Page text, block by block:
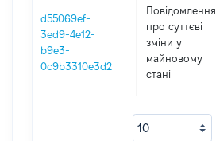
d55069ef-
3ed9-4e12-
b9e3-
0c9b3310e3d2
Повідомлення
про суттєві
зміни y
майновому
стані